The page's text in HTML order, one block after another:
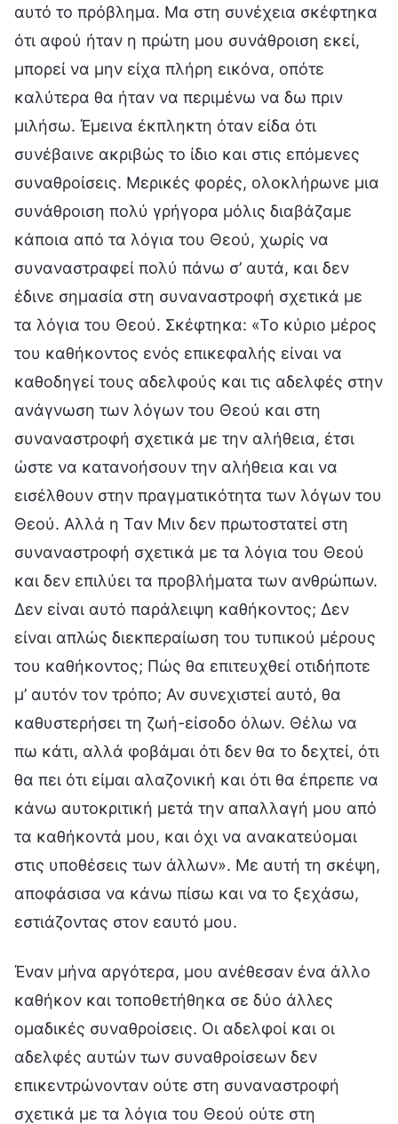
αυτό το πρόβλημα. Μα στη συνέχεια σκέφτηκα
ότι αφού ήταν η πρώτη μου συνάθροιση εκεί,
μπορεί να μην είχα πλήρη εικόνα, οπότε
καλύτερα θα ήταν να περιμένω να δω πριν
μιλήσω. Έμεινα έκπληκτη όταν είδα ότι
συνέβαινε ακριβώς το ίδιο και στις επόμενες
συναθροίσεις. Μερικές φορές, ολοκλήρωνε μια
συνάθροιση πολύ γρήγορα μόλις διαβάζαμε
κάποια από τα λόγια του Θεού, χωρίς να
συναναστραφεί πολύ πάνω σ’ αυτά, και δεν
έδινε σημασία στη συναναστροφή σχετικά με
τα λόγια του Θεού. Σκέφτηκα: «Το κύριο μέρος
του καθήκοντος ενός επικεφαλής είναι να
καθοδηγεί τους αδελφούς και τις αδελφές στην
ανάγνωση των λόγων του Θεού και στη
συναναστροφή σχετικά με την αλήθεια, έτσι
ώστε να κατανοήσουν την αλήθεια και να
εισέλθουν στην πραγματικότητα των λόγων του
Θεού. Αλλά η Ταν Μιν δεν πρωτοστατεί στη
συναναστροφή σχετικά με τα λόγια του Θεού
και δεν επιλύει τα προβλήματα των ανθρώπων.
Δεν είναι αυτό παράλειψη καθήκοντος; Δεν
είναι απλώς διεκπεραίωση του τυπικού μέρους
του καθήκοντος; Πώς θα επιτευχθεί οτιδήποτε
μ’ αυτόν τον τρόπο; Αν συνεχιστεί αυτό, θα
καθυστερήσει τη ζωή-είσοδο όλων. Θέλω να
πω κάτι, αλλά φοβάμαι ότι δεν θα το δεχτεί, ότι
θα πει ότι είμαι αλαζονική και ότι θα έπρεπε να
κάνω αυτοκριτική μετά την απαλλαγή μου από
τα καθήκοντά μου, και όχι να ανακατεύομαι
στις υποθέσεις των άλλων». Με αυτή τη σκέψη,
αποφάσισα να κάνω πίσω και να το ξεχάσω,
εστιάζοντας στον εαυτό μου.
Έναν μήνα αργότερα, μου ανέθεσαν ένα άλλο
καθήκον και τοποθετήθηκα σε δύο άλλες
ομαδικές συναθροίσεις. Οι αδελφοί και οι
αδελφές αυτών των συναθροίσεων δεν
επικεντρώνονταν ούτε στη συναναστροφή
σχετικά με τα λόγια του Θεού ούτε στη